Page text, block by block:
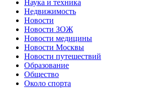
Наука и техника
Недвижимость
Новости
Новости ЗОЖ
Новости медицины
Новости Москвы
Новости путешествий
Образование
Общество
Около спорта